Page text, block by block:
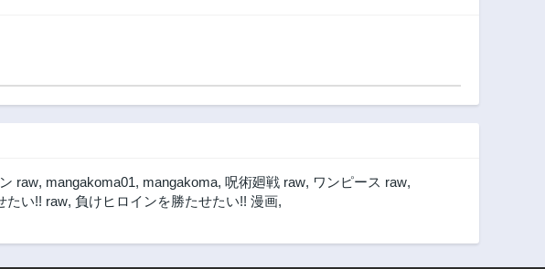
raw, mangakoma01, mangakoma, 呪術廻戦 raw, ワンピース raw,
たい!! raw, 負けヒロインを勝たせたい!! 漫画,